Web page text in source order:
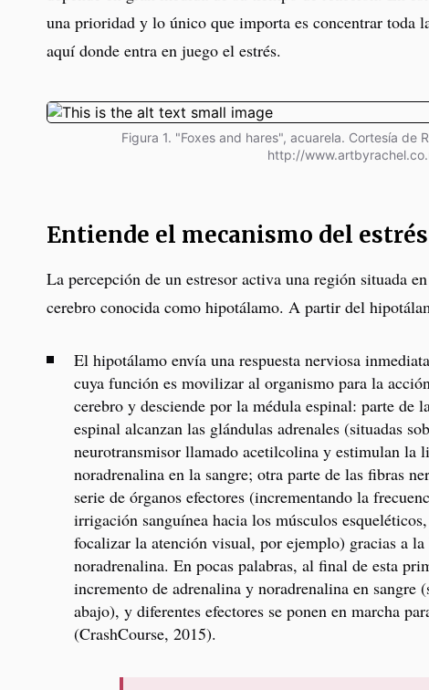
una prioridad y lo único que importa es concentrar toda
aquí donde entra en juego el estrés.
Figura 1. "Foxes and hares", acuarela. Cortesía de
http://
Entiende el mecanismo del estrés
La percepción de un estresor activa una región situada
cerebro conocida como hipotálamo. A partir del
El hipotálamo envía una respuesta nerviosa
cuya función es movilizar al organismo para la
cerebro y desciende por la médula espinal: parte de
espinal alcanzan las glándulas adrenales (situadas
neurotransmisor llamado acetilcolina y estimulan la
noradrenalina en la sangre; otra parte de las fibras
serie de órganos efectores (incrementando la
irrigación sanguínea hacia los músculos
focalizar la atención visual, por ejemplo) gracias a
noradrenalina. En pocas palabras, al final de esta
incremento de adrenalina y noradrenalina en sangre
abajo), y diferentes efectores se ponen en marcha
(CrashCourse, 2015).